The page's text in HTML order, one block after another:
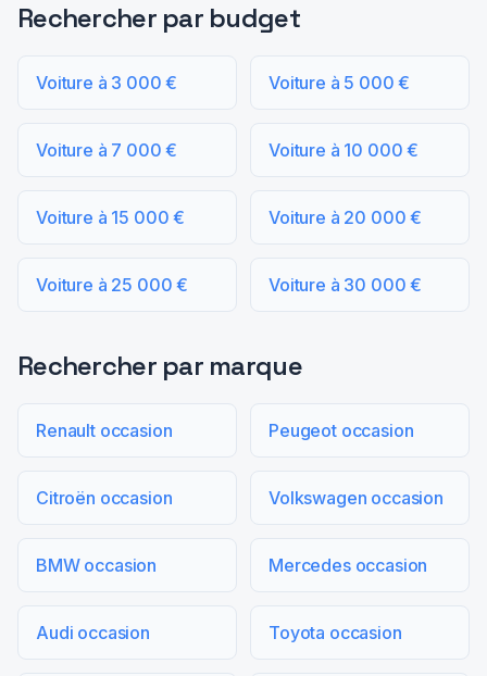
Rechercher par budget
Voiture à 3 000 € Voiture à 5 000 €
Voiture à 7 000 € Voiture à 10 000 €
Voiture à 15 000 € Voiture à 20 000 €
Voiture à 25 000 € Voiture à 30 000 €
Rechercher par marque
Renault occasion Peugeot occasion
Citroën occasion Volkswagen occasion
BMW occasion Mercedes occasion
Audi occasion Toyota occasion